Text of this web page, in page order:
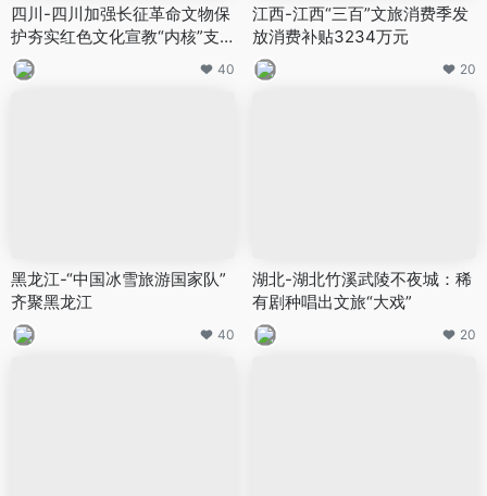
四川-四川加强长征革命文物保
护夯实红色文化宣教“内核”支
撑
40
江西-江西“三百”文旅消费季发
放消费补贴3234万元
20
黑龙江-“中国冰雪旅游国家队”
齐聚黑龙江
40
湖北-湖北竹溪武陵不夜城：稀
有剧种唱出文旅“大戏”
20